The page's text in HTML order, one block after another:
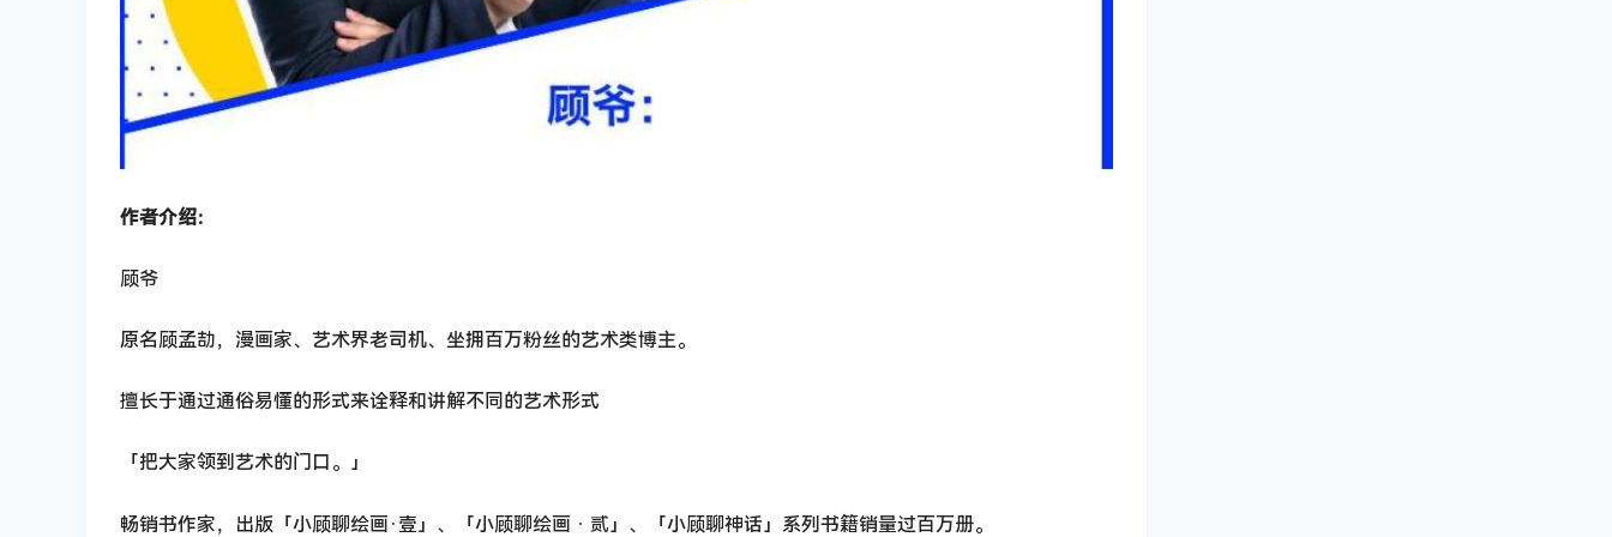
作者介绍：
顾爷
原名顾孟劼，漫画家、艺术界老司机、坐拥百万粉丝的艺术类博主。
擅长于通过通俗易懂的形式来诠释和讲解不同的艺术形式
「把大家领到艺术的门口。」
畅销书作家，出版「小顾聊绘画·壹」、「小顾聊绘画 · 贰」、「小顾聊神话」系列书籍销量过百万册。